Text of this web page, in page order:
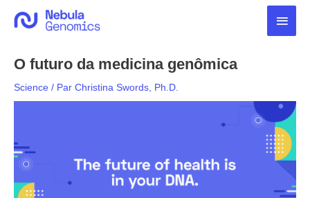
O futuro da medicina genômica
Science / Par Christina Swords, Ph.D.